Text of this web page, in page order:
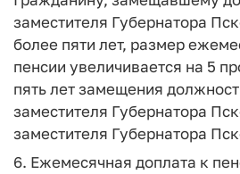
заместителя Губернатора
более пяти лет, размер
пенсии увеличивается на 5
пять лет замещения
заместителя Губернатора
заместителя Губернатора
6. Ежемесячная доплата к